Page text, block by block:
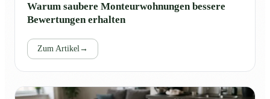
Warum saubere Monteurwohnungen bessere
Bewertungen erhalten
Zum Artikel→